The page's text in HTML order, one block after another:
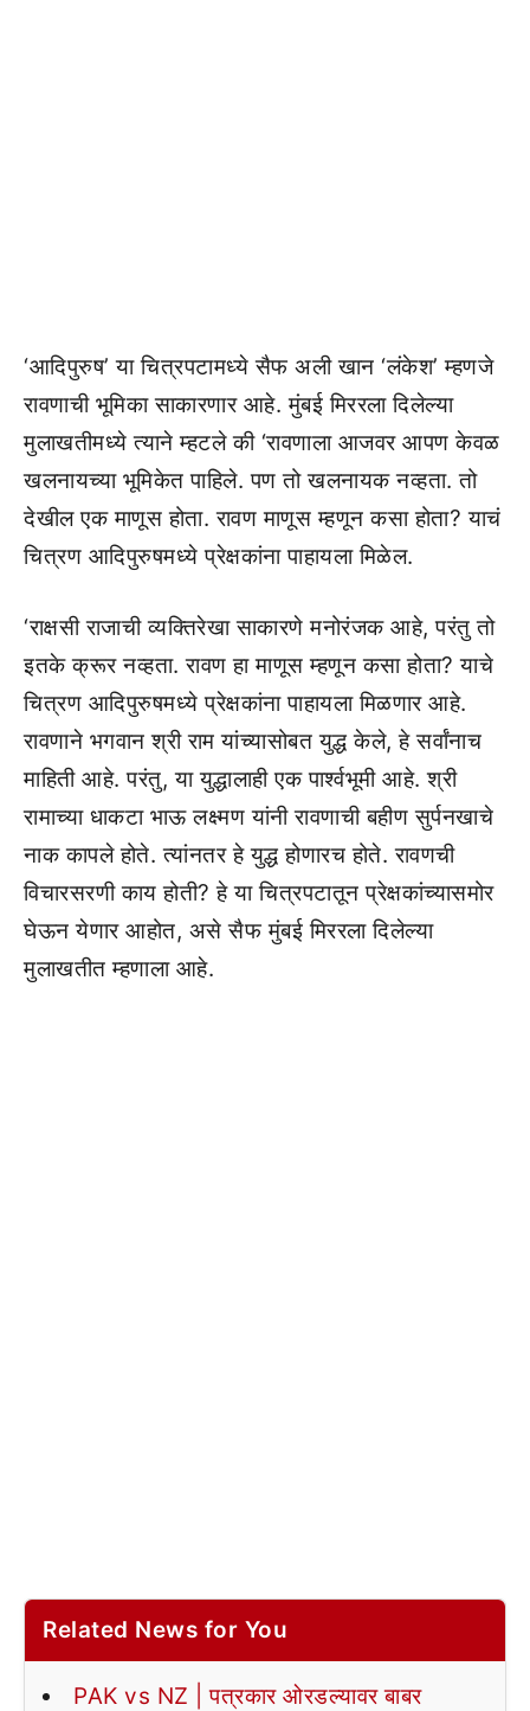
‘आदिपुरुष’ या चित्रपटामध्ये सैफ अली खान ‘लंकेश’ म्हणजे
रावणाची भूमिका साकारणार आहे. मुंबई मिररला दिलेल्या
मुलाखतीमध्ये त्याने म्हटले की ‘रावणाला आजवर आपण केवळ
खलनायच्या भूमिकेत पाहिले. पण तो खलनायक नव्हता. तो
देखील एक माणूस होता. रावण माणूस म्हणून कसा होता? याचं
चित्रण आदिपुरुषमध्ये प्रेक्षकांना पाहायला मिळेल.
‘राक्षसी राजाची व्यक्तिरेखा साकारणे मनोरंजक आहे, परंतु तो
इतके क्रूर नव्हता. रावण हा माणूस म्हणून कसा होता? याचे
चित्रण आदिपुरुषमध्ये प्रेक्षकांना पाहायला मिळणार आहे.
रावणाने भगवान श्री राम यांच्यासोबत युद्ध केले, हे सर्वांनाच
माहिती आहे. परंतु, या युद्धालाही एक पार्श्वभूमी आहे. श्री
रामाच्या धाकटा भाऊ लक्ष्मण यांनी रावणाची बहीण सुर्पनखाचे
नाक कापले होते. त्यांनतर हे युद्ध होणारच होते. रावणची
विचारसरणी काय होती? हे या चित्रपटातून प्रेक्षकांच्यासमोर
घेऊन येणार आहोत, असे सैफ मुंबई मिररला दिलेल्या
मुलाखतीत म्हणाला आहे.
Related News for You
PAK vs NZ | पत्रकार ओरडल्यावर बाबर